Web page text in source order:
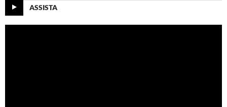
ASSISTA